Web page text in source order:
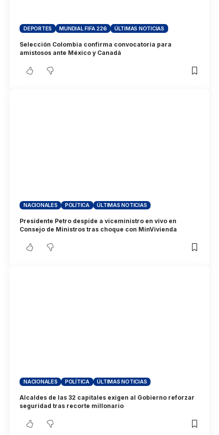
DEPORTES MUNDIAL FIFA 226 ÚLTIMAS NOTICIAS
Selección Colombia confirma convocatoria para
amistosos ante México y Canadá
NACIONALES POLÍTICA ÚLTIMAS NOTICIAS
Presidente Petro despide a viceministro en vivo en
Consejo de Ministros tras choque con MinVivienda
NACIONALES POLÍTICA ÚLTIMAS NOTICIAS
Alcaldes de las 32 capitales exigen al Gobierno reforzar
seguridad tras recorte millonario